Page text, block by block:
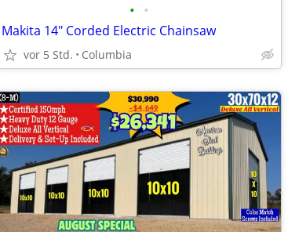
• •
Makita 14" Corded Electric Chainsaw
vor 5 Std. Columbia